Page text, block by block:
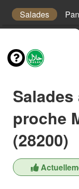
Salades
proche
(28200)